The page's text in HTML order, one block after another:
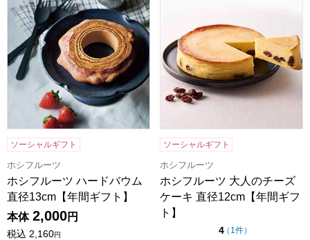
ソーシャルギフト
ホシフルーツ
ホシフルーツ ハードバウム
直径13cm【年間ギフト】
本体 2,000円
税込 2,160円
ソーシャルギフト
ホシフルーツ
ホシフルーツ 大人のチーズ
ケーキ 直径12cm【年間ギフ
ト】
4点（5点満点中）
（ 1件の評価
）